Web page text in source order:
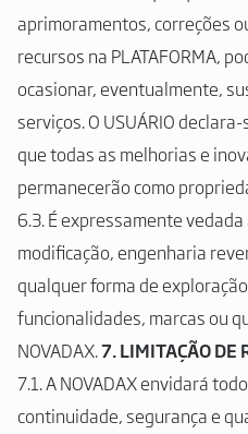
aprimoramentos, correções
recursos na PLATAFORMA,
ocasionar, eventualmente,
serviços. O USUÁRIO
que todas as melhorias e
permanecerão como
6.3. É expressamente
modificação, engenharia
qualquer forma de
funcionalidades, marcas ou
NOVADAX.7. LIMITAÇÃO DE
7.1. A NOVADAX envidará
continuidade, segurança e